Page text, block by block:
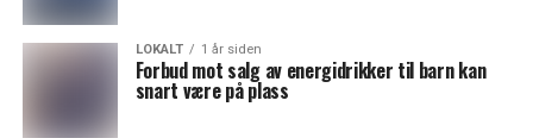
LOKALT 1 år siden
Forbud mot salg av energidrikker til barn kan
snart være på plass